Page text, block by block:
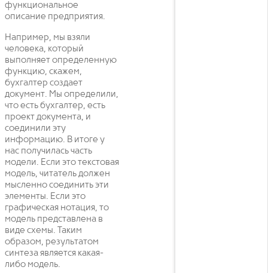
функциональное
описание предприятия.
Например, мы взяли
человека, который
выполняет определенную
функцию, скажем,
бухгалтер создает
документ. Мы определили,
что есть бухгалтер, есть
проект документа, и
соединили эту
информацию. В итоге у
нас получилась часть
модели. Если это текстовая
модель, читатель должен
мысленно соединить эти
элементы. Если это
графическая нотация, то
модель представлена в
виде схемы. Таким
образом, результатом
синтеза является какая-
либо модель.